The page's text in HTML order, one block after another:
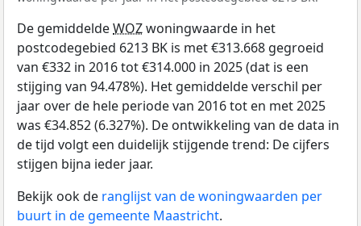
De gemiddeldeWOZwoningwaarde in het
postcodegebied 6213 BK is met €313.668 gegroeid
van €332 in 2016 tot €314.000 in 2025 (dat is een
stijging van 94.478%). Het gemiddelde verschil per
jaar over de hele periode van 2016 tot en met 2025
was €34.852 (6.327%). De ontwikkeling van de data in
de tijd volgt een duidelijk stijgende trend: De cijfers
stijgen bijna ieder jaar.
Bekijk ook de ranglijst van de woningwaarden per
buurt in de gemeente Maastricht.